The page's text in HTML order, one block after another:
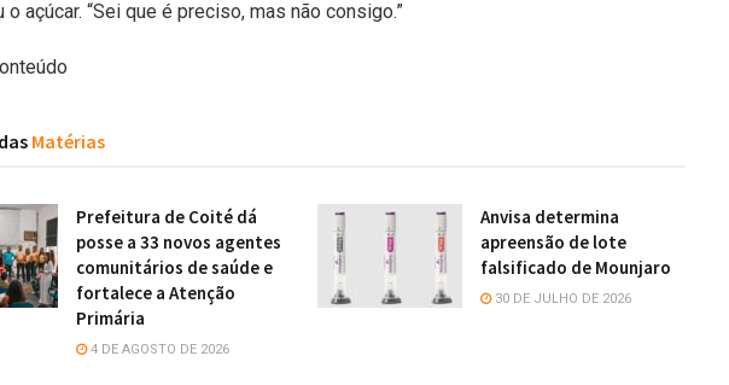
o açúcar. “Sei que é preciso, mas não consigo.”
Matérias
Prefeitura de Coité dá
posse a 33 novos agentes
comunitários de saúde e
fortalece a Atenção
Primária
4 DE AGOSTO DE 2026
Anvisa determina
apreensão de lote
falsificado de Mounjaro
30 DE JULHO DE 2026